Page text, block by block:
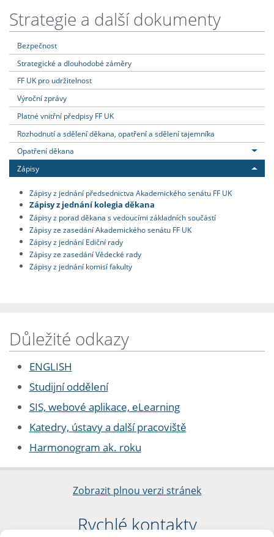
Strategie a další dokumenty
Bezpečnost
Strategické a dlouhodobé záměry
FF UK pro udržitelnost
Výroční zprávy
Platné vnitřní předpisy FF UK
Rozhodnutí a sdělení děkana, opatření a sdělení tajemníka
Opatření děkana
Zápisy
Zápisy z jednání předsednictva Akademického senátu FF UK
Zápisy z jednání kolegia děkana
Zápisy z porad děkana s vedoucími základních součástí
Zápisy ze zasedání Akademického senátu FF UK
Zápisy z jednání Ediční rady
Zápisy ze zasedání Vědecké rady
Zápisy z jednání komisí fakulty
Důležité odkazy
ENGLISH
Studijní oddělení
SIS, webové aplikace, eLearning
Katedry, ústavy a další pracoviště
Harmonogram ak. roku
Zobrazit plnou verzi stránek
Rychlé kontakty